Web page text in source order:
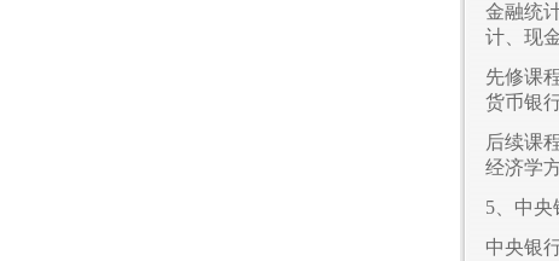
金融统
计、现
先修课
货币银
后续课
经济学
5、中央
中央银